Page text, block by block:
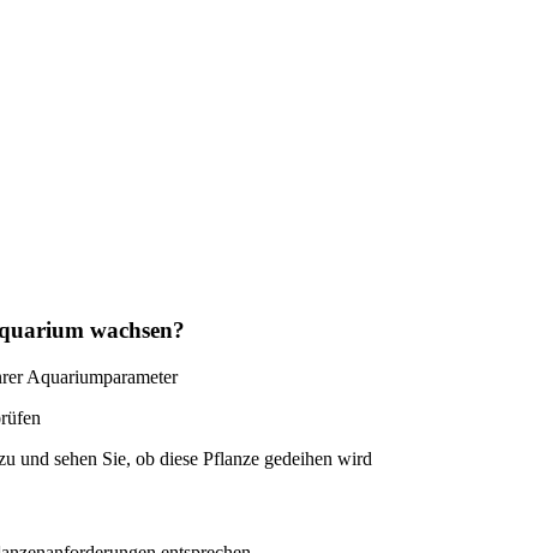
wachsen?
Aquariumparameter
und sehen Sie, ob diese Pflanze gedeihen wird